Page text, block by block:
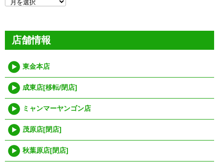
ー
店舗情報
東金本店
成東店[移転/閉店]
ミャンマーヤンゴン店
茂原店[閉店]
秋葉原店[閉店]